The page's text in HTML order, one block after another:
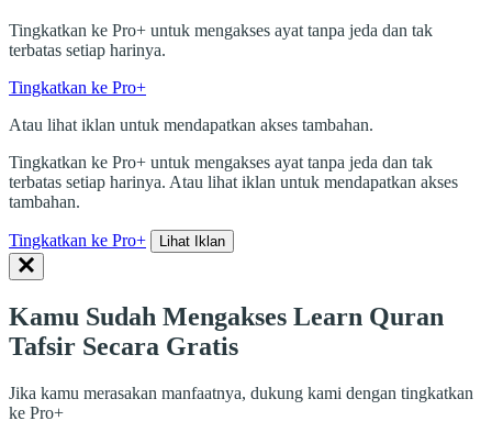
Tingkatkan ke Pro+ untuk mengakses ayat tanpa jeda dan tak
terbatas setiap harinya.
Tingkatkan ke Pro+
Atau lihat iklan untuk mendapatkan akses tambahan.
Tingkatkan ke Pro+ untuk mengakses ayat tanpa jeda dan tak
terbatas setiap harinya. Atau lihat iklan untuk mendapatkan akses
tambahan.
Tingkatkan ke Pro+ Lihat Iklan
Kamu Sudah Mengakses Learn Quran
Tafsir Secara Gratis
Jika kamu merasakan manfaatnya, dukung kami dengan tingkatkan
ke Pro+